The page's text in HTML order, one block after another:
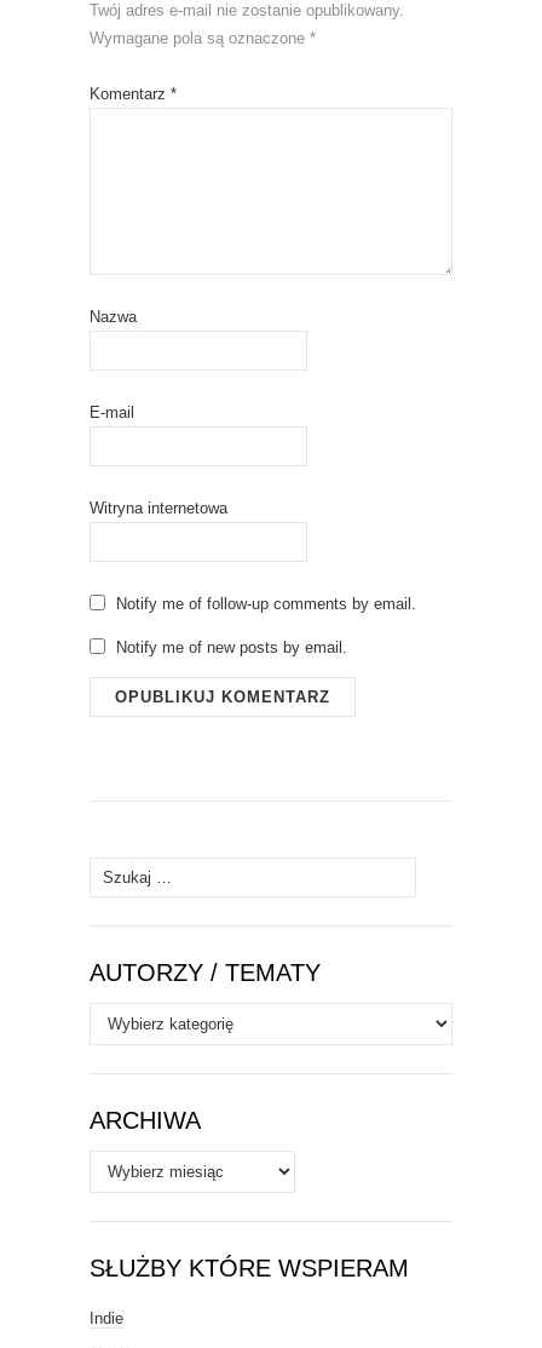
Twój adres e-mail nie zostanie opublikowany.
Wymagane pola są oznaczone *
Komentarz *
Nazwa
E-mail
Witryna internetowa
Notify me of follow-up comments by email.
Notify me of new posts by email.
Szukaj:
AUTORZY / TEMATY
Autorzy
/
Tematy
ARCHIWA
Archiwa
SŁUŻBY KTÓRE WSPIERAM
Indie